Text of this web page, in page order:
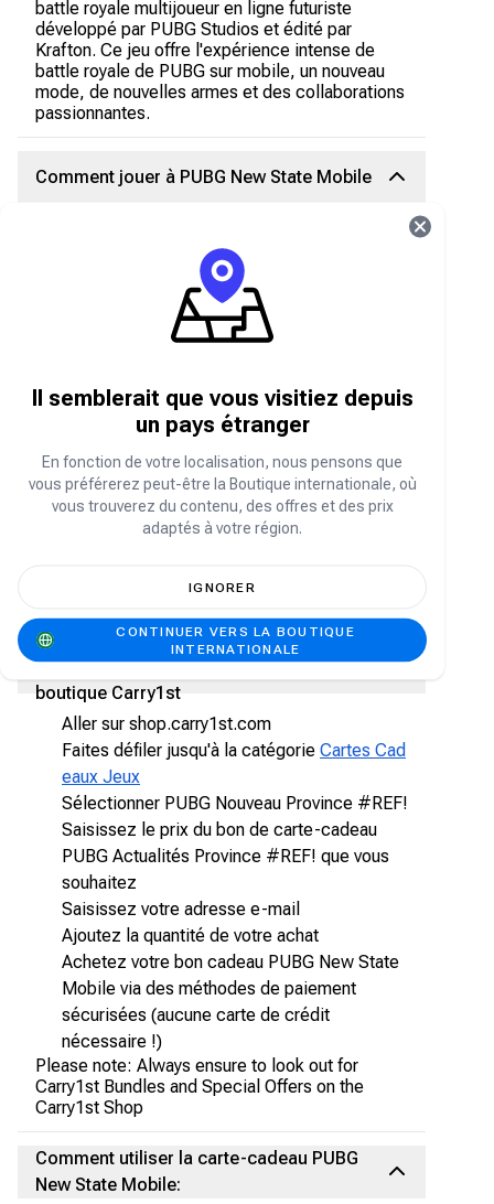
battle royale multijoueur en ligne futuriste
développé par PUBG Studios et édité par
Krafton. Ce jeu offre l'expérience intense de
battle royale de PUBG sur mobile, un nouveau
mode, de nouvelles armes et des collaborations
passionnantes.
Comment jouer à PUBG New State Mobile
players must explore vast Battlegrounds in
search of strategically placed weapons,
vehicles, and consumables in order to fight for
survival in an ever-shrinking play area. To
enhance your gaming experience purchase
Où acheter des cartes-cadeaux PUBG New
State Mobile en ligne
Grab your PUBG New State Mobile gift card
vouchers from theBoutique Carry1st. We accept
secure payment methods, like PayPal, Chipper,
affordable rates with discounted prices and
Comment acheter des cartes-cadeaux
PUBG New State Mobile en ligne sur la
boutique Carry1st
Aller sur shop.carry1st.com
Faites défiler jusqu'à la catégorie Cartes Cad
eaux Jeux
Sélectionner PUBG Nouveau Province #REF!
Saisissez le prix du bon de carte-cadeau
PUBG Actualités Province #REF! que vous
souhaitez
Saisissez votre adresse e-mail
Ajoutez la quantité de votre achat
Achetez votre bon cadeau PUBG New State
Mobile via des méthodes de paiement
sécurisées (aucune carte de crédit
nécessaire !)
Please note: Always ensure to look out for
Carry1st Bundles and Special Offers on the
Carry1st Shop
Comment utiliser la carte-cadeau PUBG
New State Mobile:
Il semblerait que vous visitiez depuis
un pays étranger
En fonction de votre localisation, nous pensons que
vous préférerez peut-être la Boutique internationale, où
vous trouverez du contenu, des offres et des prix
adaptés à votre région.
IGNORER
CONTINUER VERS LA BOUTIQUE
INTERNATIONALE